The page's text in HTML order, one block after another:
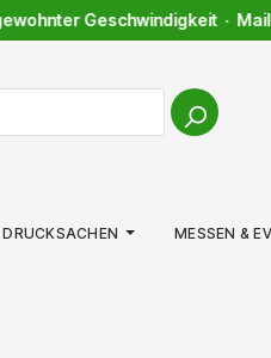
Geschwindigkeit ·
DRUCKSACHEN MESSEN &